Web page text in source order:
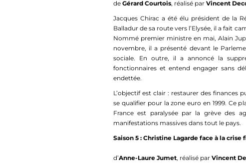
de Gérard Courtois, réalisé par Vincent
Jacques Chirac a été élu président de la
Balladur de sa route vers l’Elysée, il a fait
Nommé premier ministre en mai, Alain
novembre, il a présenté devant le
sociale. En outre, il a annoncé la
fonctionnaires et entend engager sans
endettée.
L’objectif est clair : restaurer des finances
se qualifier pour la zone euro en 1999. Ce
France est paralysée par la grève des
manifestations massives dans tout le pays.
Saison 5 : Christine Lagarde face à la crise
d’Anne-Laure Jumet, réalisé par Vincent